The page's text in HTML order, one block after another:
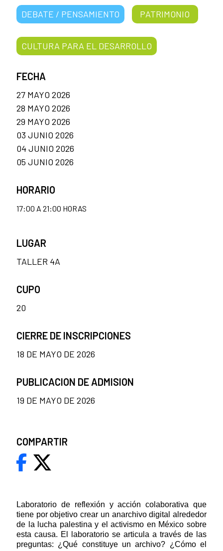
Laboratorio de reflexión y acción colaborativa que
tiene por objetivo crear un anarchivo digital alrededor
de la lucha palestina y el activismo en México sobre
esta causa. El laboratorio se articula a través de las
preguntas: ¿Qué constituye un archivo? ¿Cómo el
DEBATE / PENSAMIENTO PATRIMONIO
CULTURA PARA EL DESARROLLO
FECHA
27 MAYO 2026
28 MAYO 2026
29 MAYO 2026
03 JUNIO 2026
04 JUNIO 2026
05 JUNIO 2026
HORARIO
17:00 A 21:00 HORAS
LUGAR
TALLER 4A
CUPO
20
CIERRE DE INSCRIPCIONES
18 DE MAYO DE 2026
PUBLICACION DE ADMISION
19 DE MAYO DE 2026
COMPARTIR